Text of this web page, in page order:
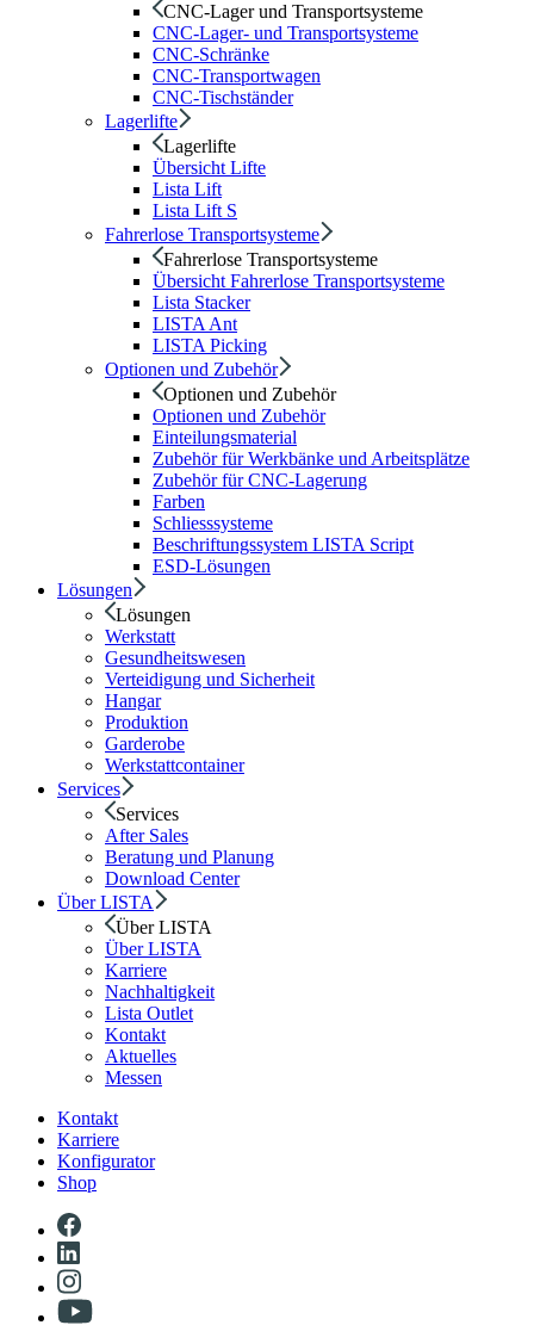
CNC-Lager und Transportsysteme
CNC-Lager- und Transportsysteme
CNC-Schränke
CNC-Transportwagen
CNC-Tischständer
Lagerlifte
Lagerlifte
Übersicht Lifte
Lista Lift
Lista Lift S
Fahrerlose Transportsysteme
Fahrerlose Transportsysteme
Übersicht Fahrerlose Transportsysteme
Lista Stacker
LISTA Ant
LISTA Picking
Optionen und Zubehör
Optionen und Zubehör
Optionen und Zubehör
Einteilungsmaterial
Zubehör für Werkbänke und Arbeitsplätze
Zubehör für CNC-Lagerung
Farben
Schliesssysteme
Beschriftungssystem LISTA Script
ESD-Lösungen
Lösungen
Lösungen
Werkstatt
Gesundheitswesen
Verteidigung und Sicherheit
Hangar
Produktion
Garderobe
Werkstattcontainer
Services
Services
After Sales
Beratung und Planung
Download Center
Über LISTA
Über LISTA
Über LISTA
Karriere
Nachhaltigkeit
Lista Outlet
Kontakt
Aktuelles
Messen
Kontakt
Karriere
Konfigurator
Shop